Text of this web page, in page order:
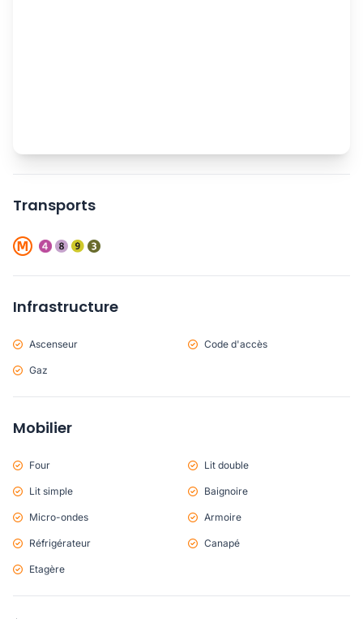
Transports
Infrastructure
Ascenseur Code d'accès
Gaz
Mobilier
Four Lit double
Lit simple Baignoire
Micro-ondes Armoire
Réfrigérateur Canapé
Etagère